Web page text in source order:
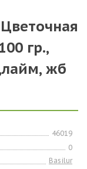
гр.,
жб
46019
0
Basilur